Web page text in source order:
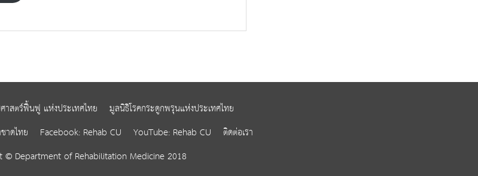
าสตร์ฟื้นฟู แห่งประเทศไทย
มูลนิธิโรคกระดูกพรุนแห่งประเทศไทย
าดไทย
Facebook: Rehab CU YouTube: Rehab CU
ติดต่อเรา
© Department of Rehabilitation Medicine 2018